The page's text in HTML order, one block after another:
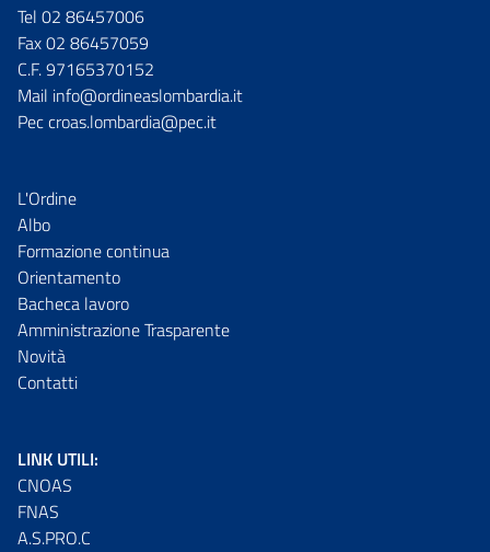
Tel 02 86457006
Fax 02 86457059
C.F. 97165370152
Mail info@ordineaslombardia.it
Pec croas.lombardia@pec.it
L'Ordine
Albo
Formazione continua
Orientamento
Bacheca lavoro
Amministrazione Trasparente
Novità
Contatti
LINK UTILI:
CNOAS
FNAS
A.S.PRO.C